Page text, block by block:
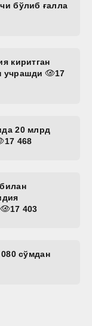
бўлиб ғалла
киритган
учрашди
17
20 млрд
17 468
17 403
сўмдан